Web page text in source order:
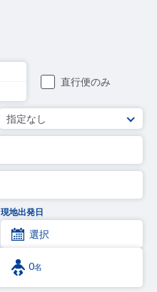
直行便のみ
指定なし
現地出発日
選択
0名